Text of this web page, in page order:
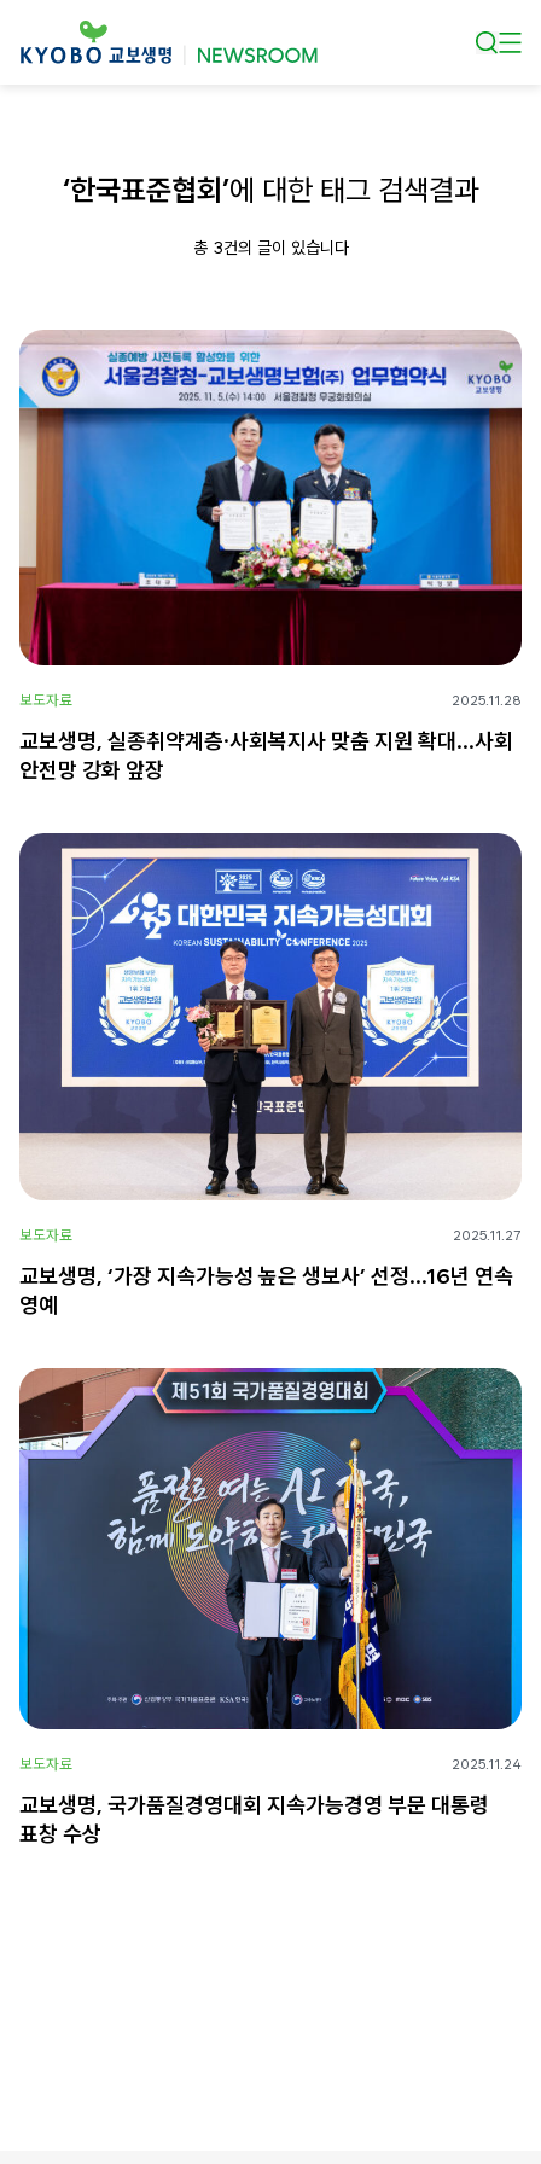
‘한국표준협회’에 대한 태그 검색결과
총 3건의 글이 있습니다
보도자료 2025.11.28
교보생명, 실종취약계층·사회복지사 맞춤 지원 확대…사회
안전망 강화 앞장
보도자료 2025.11.27
교보생명, ‘가장 지속가능성 높은 생보사’ 선정…16년 연속
영예
보도자료 2025.11.24
교보생명, 국가품질경영대회 지속가능경영 부문 대통령
표창 수상